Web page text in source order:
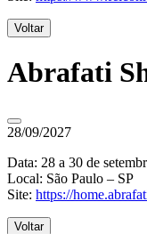
Voltar
Abrafati
28/09/2027
Data: 28 a 30 de
Local: São Paulo – SP
Site: https://
Voltar